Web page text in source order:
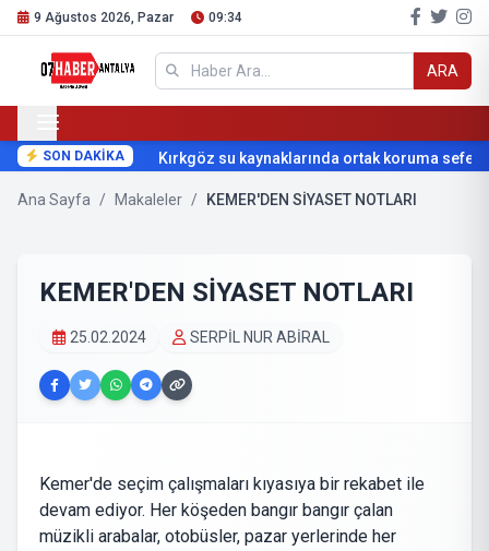
9 Ağustos 2026, Pazar 09:34
ARA
SON DAKİKA Kırkgöz su kaynaklarında ortak koruma
Ana Sayfa / Makaleler / KEMER'DEN SİYASET NOTLARI
KEMER'DEN SİYASET NOTLARI
25.02.2024 SERPİL NUR ABİRAL
Kemer'de seçim çalışmaları kıyasıya bir rekabet ile
devam ediyor. Her köşeden bangır bangır çalan
müzikli arabalar, otobüsler, pazar yerlerinde her